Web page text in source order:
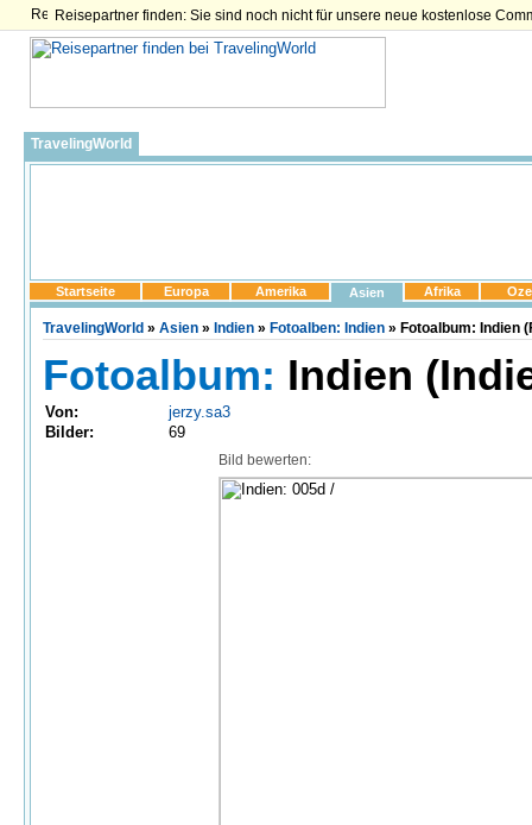
Reisepartner finden: Sie sind noch nicht für unsere neue kostenlose
TravelingWorld
Startseite Europa Amerika Asien Afrika
TravelingWorld » Asien » Indien » Fotoalben: Indien » Fotoalbum: Indien
Fotoalbum: Indien
Von:
jerzy.sa3
Bilder:
69
Bild bewerten: